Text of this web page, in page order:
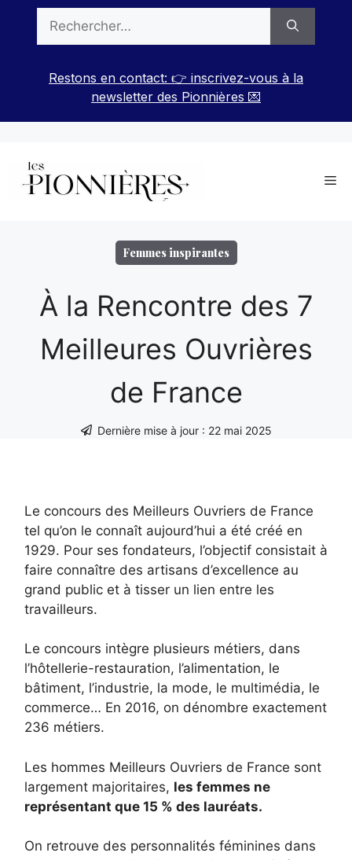
contenu
Restons en contact: 👉 inscrivez-vous à la
newsletter des Pionnières 💌
Femmes inspirantes
À la Rencontre des 7
Meilleures Ouvrières
de France
Dernière mise à jour : 22 mai 2025
Le concours des Meilleurs Ouvriers de France
tel qu’on le connaît aujourd’hui a été créé en
1929. Pour ses fondateurs, l’objectif consistait à
faire connaître des artisans d’excellence au
grand public et à tisser un lien entre les
travailleurs.
Le concours intègre plusieurs métiers, dans
l’hôtellerie-restauration, l’alimentation, le
bâtiment, l’industrie, la mode, le multimédia, le
commerce… En 2016, on dénombre exactement
236 métiers.
Les hommes Meilleurs Ouvriers de France sont
largement majoritaires, les femmes ne
représentant que 15 % des lauréats.
On retrouve des personnalités féminines dans